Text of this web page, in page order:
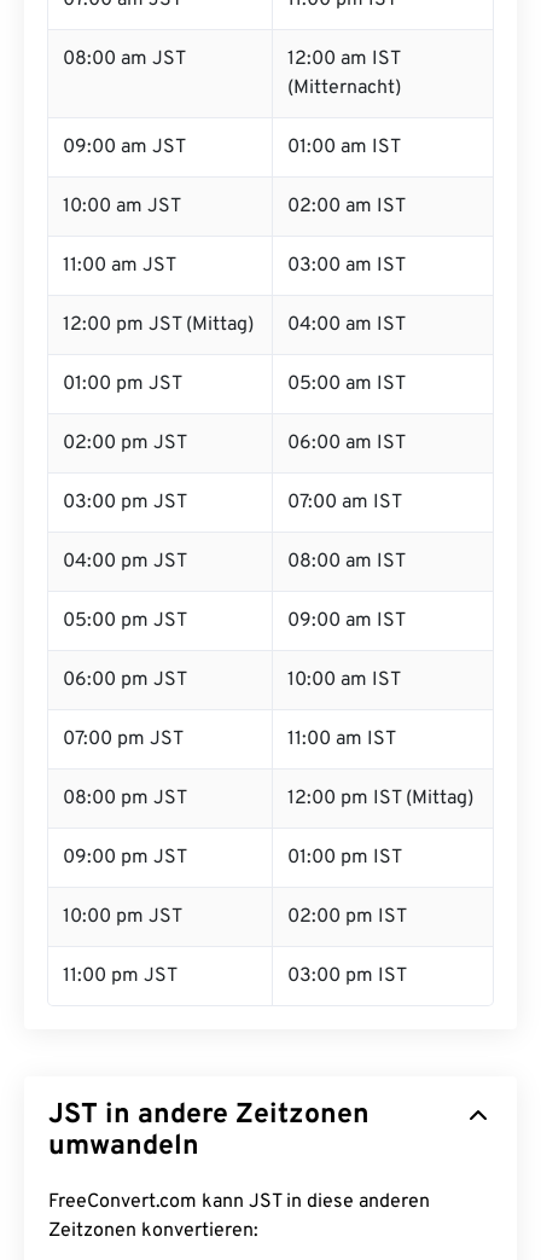
08:00 am JST
12:00 am IST
(Mitternacht)
09:00 am JST 01:00 am IST
10:00 am JST 02:00 am IST
11:00 am JST 03:00 am IST
12:00 pm JST (Mittag) 04:00 am IST
01:00 pm JST 05:00 am IST
02:00 pm JST 06:00 am IST
03:00 pm JST 07:00 am IST
04:00 pm JST 08:00 am IST
05:00 pm JST 09:00 am IST
06:00 pm JST 10:00 am IST
07:00 pm JST 11:00 am IST
08:00 pm JST 12:00 pm IST (Mittag)
09:00 pm JST 01:00 pm IST
10:00 pm JST 02:00 pm IST
11:00 pm JST 03:00 pm IST
JST in andere Zeitzonen
umwandeln
FreeConvert.com kann JST in diese anderen
Zeitzonen konvertieren: